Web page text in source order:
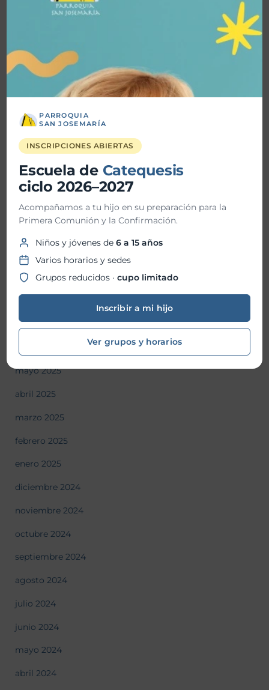
Historial de Noticias
junio 2026
mayo 2026
abril 2026
marzo 2026
enero 2026
diciembre 2025
octubre 2025
septiembre 2025
agosto 2025
julio 2025
mayo 2025
abril 2025
marzo 2025
febrero 2025
enero 2025
diciembre 2024
noviembre 2024
octubre 2024
septiembre 2024
agosto 2024
julio 2024
junio 2024
mayo 2024
abril 2024
PARROQUIA
SAN JOSEMARÍA
INSCRIPCIONES ABIERTAS
Escuela de Catequesis
ciclo 2026–2027
Acompañamos a tu hijo en su preparación para la
Primera Comunión y la Confirmación.
Niños y jóvenes de6 a 15 años
Varios horarios y sedes
Grupos reducidos ·cupo limitado
Inscribir a mi hijo
Ver grupos y horarios